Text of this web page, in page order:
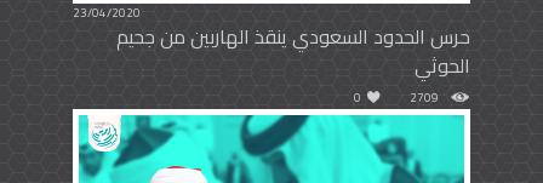
23/04/2020
حرس الحدود السعودي ينقذ الهاربين من جحيم
الحوثي
2709
0